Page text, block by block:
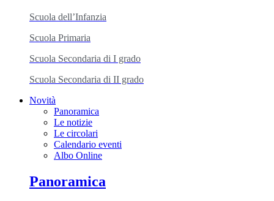
Scuola dell’Infanzia
Scuola Primaria
Scuola Secondaria di I grado
Scuola Secondaria di II grado
Novità
Panoramica
Le notizie
Le circolari
Calendario eventi
Albo Online
Panoramica